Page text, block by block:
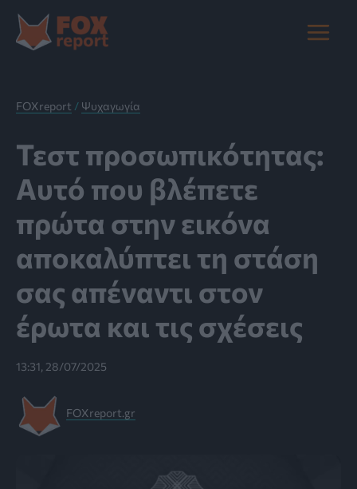
στο
περιεχόμενο
Main
FOXreport / Ψυχαγωγία
Τεστ προσωπικότητας:
Αυτό που βλέπετε
πρώτα στην εικόνα
αποκαλύπτει τη στάση
σας απέναντι στον
έρωτα και τις σχέσεις
13:31, 28/07/2025
FOXreport.gr